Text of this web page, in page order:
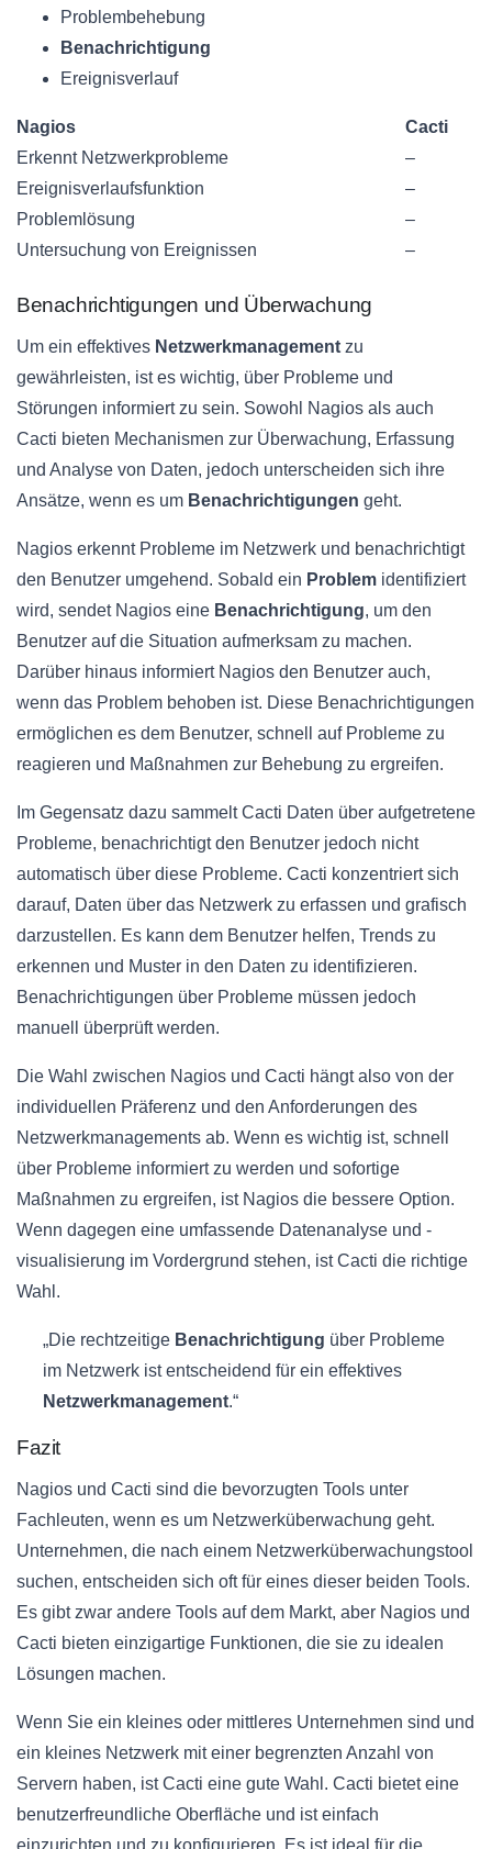
Problembehebung
Benachrichtigung
Ereignisverlauf
Nagios
Cacti
Erkennt Netzwerkprobleme
–
Ereignisverlaufsfunktion
–
Problemlösung
–
Untersuchung von Ereignissen
–
Benachrichtigungen und Überwachung
Um ein effektives Netzwerkmanagement zu
gewährleisten, ist es wichtig, über Probleme und
Störungen informiert zu sein. Sowohl Nagios als auch
Cacti bieten Mechanismen zur Überwachung, Erfassung
und Analyse von Daten, jedoch unterscheiden sich ihre
Ansätze, wenn es um Benachrichtigungen geht.
Nagios erkennt Probleme im Netzwerk und benachrichtigt
den Benutzer umgehend. Sobald ein Problem identifiziert
wird, sendet Nagios eine Benachrichtigung, um den
Benutzer auf die Situation aufmerksam zu machen.
Darüber hinaus informiert Nagios den Benutzer auch,
wenn das Problem behoben ist. Diese Benachrichtigungen
ermöglichen es dem Benutzer, schnell auf Probleme zu
reagieren und Maßnahmen zur Behebung zu ergreifen.
Im Gegensatz dazu sammelt Cacti Daten über aufgetretene
Probleme, benachrichtigt den Benutzer jedoch nicht
automatisch über diese Probleme. Cacti konzentriert sich
darauf, Daten über das Netzwerk zu erfassen und grafisch
darzustellen. Es kann dem Benutzer helfen, Trends zu
erkennen und Muster in den Daten zu identifizieren.
Benachrichtigungen über Probleme müssen jedoch
manuell überprüft werden.
Die Wahl zwischen Nagios und Cacti hängt also von der
individuellen Präferenz und den Anforderungen des
Netzwerkmanagements ab. Wenn es wichtig ist, schnell
über Probleme informiert zu werden und sofortige
Maßnahmen zu ergreifen, ist Nagios die bessere Option.
Wenn dagegen eine umfassende Datenanalyse und -
visualisierung im Vordergrund stehen, ist Cacti die richtige
Wahl.
„Die rechtzeitige Benachrichtigung über Probleme
im Netzwerk ist entscheidend für ein effektives
Netzwerkmanagement.“
Fazit
Nagios und Cacti sind die bevorzugten Tools unter
Fachleuten, wenn es um Netzwerküberwachung geht.
Unternehmen, die nach einem Netzwerküberwachungstool
suchen, entscheiden sich oft für eines dieser beiden Tools.
Es gibt zwar andere Tools auf dem Markt, aber Nagios und
Cacti bieten einzigartige Funktionen, die sie zu idealen
Lösungen machen.
Wenn Sie ein kleines oder mittleres Unternehmen sind und
ein kleines Netzwerk mit einer begrenzten Anzahl von
Servern haben, ist Cacti eine gute Wahl. Cacti bietet eine
benutzerfreundliche Oberfläche und ist einfach